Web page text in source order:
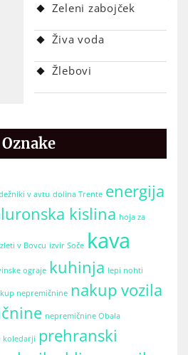
Zeleni zabojček
Živa voda
Žlebovi
Oznake
v avtu dolina Trente energija
kislina hoja za
v Bovcu izvir Soče kava
ograje kuhinja lepi nohti
nepremičnine nakup vozila
nepremičnine Obala
koledarji prehranski